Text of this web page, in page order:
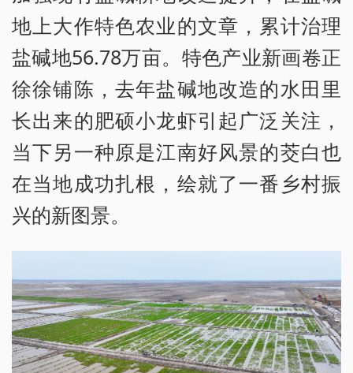
地上大作特色农业的文章，累计治理
盐碱地56.78万亩。特色产业新画卷正
徐徐铺陈，去年盐碱地改造的水田里
长出来的肥硕小龙虾引起广泛关注，
当下另一种原是江南好风景的茭白也
在当地成功扎根，绘就了一番乡村振
兴的新图景。